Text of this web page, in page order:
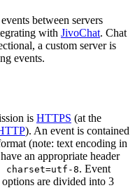
between servers
with JivoChat. Chat
a custom server is
events.
is HTTPS (at the
). An event is contained
(note: text encoding in
an appropriate header
charset=utf-8. Event
options are divided into 3